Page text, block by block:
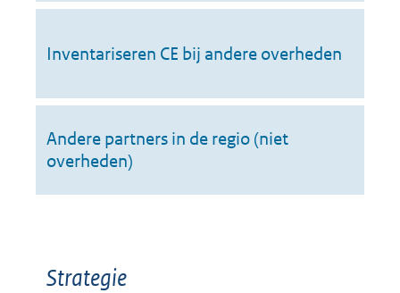
Inventariseren CE bij andere overheden
Andere partners in de regio (niet
overheden)
Strategie